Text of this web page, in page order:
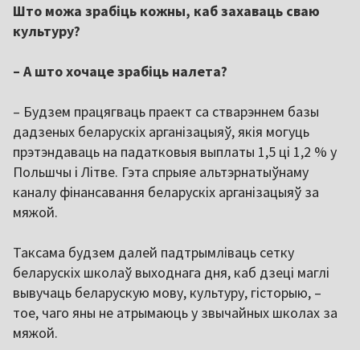
Што можа зрабіць кожны, каб захаваць сваю
культуру?
– А што хочаце зрабіць налета?
– Будзем працягваць праект са стварэннем базы
дадзеных беларускіх арганізацыяў, якія могуць
прэтэндаваць на падатковыя выплаты 1,5 ці 1,2 % у
Польшчы і Літве. Гэта спрыяе альтэрнатыўнаму
каналу фінансавання беларускіх арганізацыяў за
мяжой.
Таксама будзем далей падтрымліваць сетку
беларускіх школаў выходнага дня, каб дзеці маглі
вывучаць беларускую мову, культуру, гісторыю, –
тое, чаго яны не атрымаюць у звычайных школах за
мяжой.